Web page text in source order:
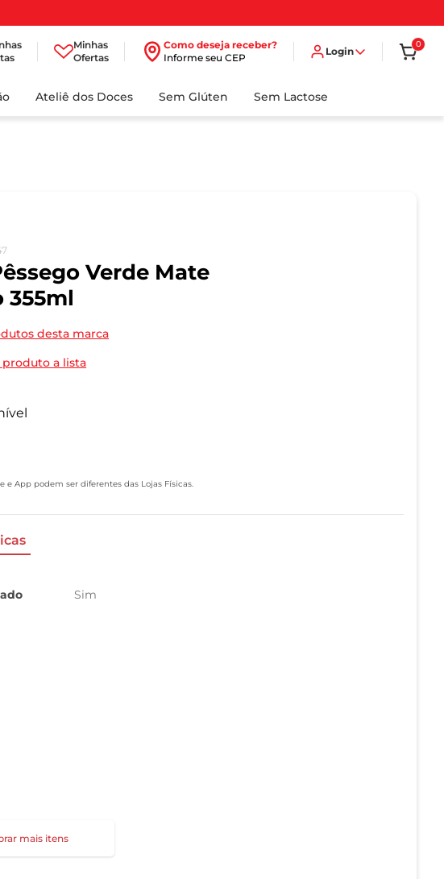
Minhas
Ofertas
Como deseja receber?
Informe seu CEP
Login
0
Ateliê dos Doces Sem Glúten Sem Lactose
Verde Mate
355ml
desta marca
a lista
e App podem ser diferentes das Lojas Físicas.
Sim
mais itens